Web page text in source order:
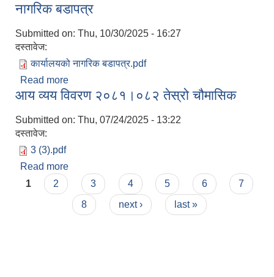
नागरिक बडापत्र
Submitted on: Thu, 10/30/2025 - 16:27
दस्तावेज:
कार्यालयको नागरिक बडापत्र.pdf
Read more
आय व्यय विवरण २०८१।०८२ तेस्रो चौमासिक
Submitted on: Thu, 07/24/2025 - 13:22
दस्तावेज:
3 (3).pdf
Read more
Pages
1 2 3 4 5 6
7
8
next › last »